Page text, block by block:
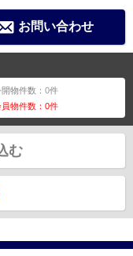
お問い合わせ
開物件数：0件
員物件数：0件
む